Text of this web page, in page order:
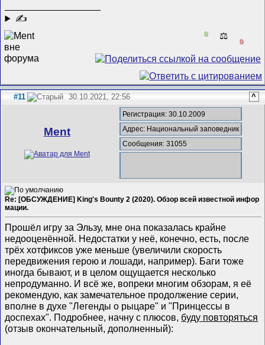
✍
0 ⚖️
0
#11 30.10.2021, 22:56 ^
Ment
Регистрация: 30.10.2009
Адрес: Национальный заповедник
Сообщения: 31055
Re: [ОБСУЖДЕНИЕ] King's Bounty 2 (2020). Обзор всей известной инфор
мации.
Прошёл игру за Эльзу, мне она показалась крайне
недооценённой. Недостатки у неё, конечно, есть, после
трёх хотфиксов уже меньше (увеличили скорость
передвижения герою и лошади, например). Баги тоже
иногда бывают, и в целом ощущается несколько
непродуманно. И всё же, вопреки многим обзорам, я её
рекомендую, как замечательное продолжение серии,
вполне в духе "Легенды о рыцаре" и "Принцессы в
доспехах". Подробнее, начну с плюсов, буду повторяться
(отзыв окончательный, дополненный):